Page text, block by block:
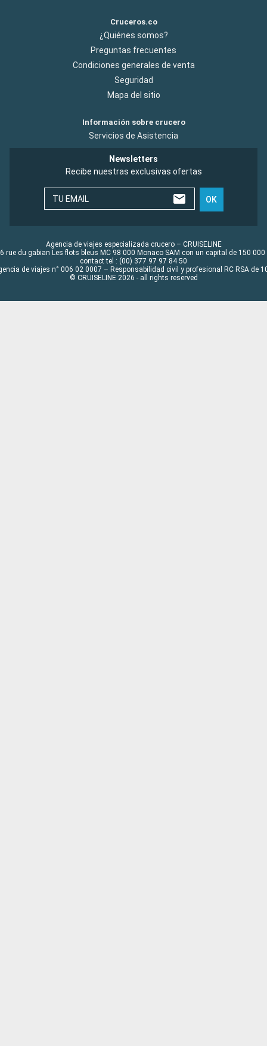
Cruceros.co
¿Quiénes somos?
Preguntas frecuentes
Condiciones generales de venta
Seguridad
Mapa del sitio
Información sobre crucero
Servicios de Asistencia
Newsletters
Recibe nuestras exclusivas ofertas
TU EMAIL OK
Agencia de viajes especializada crucero – CRUISELINE
rue du gabian Les flots bleus MC 98 000 Monaco SAM con un capital de 150 000
contact tel : (00) 377 97 97 84 50
de viajes n° 006 02 0007 – Responsabilidad civil y profesional RC RSA de
© CRUISELINE 2026 - all rights reserved